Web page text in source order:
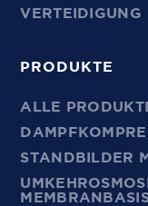
VERTEIDIGUNG
PRODUKTE
ALLE
STANDBILDER